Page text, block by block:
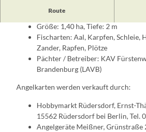
Route
Fakten zum Gewässer:
Größe: 1,40 ha, Tiefe: 2 m
Fischarten: Aal, Karpfen, Schleie,
Zander, Rapfen, Plötze
Pächter / Betreiber: KAV
Brandenburg (LAVB)
Angelkarten werden verkauft durch:
Hobbymarkt Rüdersdorf, Ernst-
15562 Rüdersdorf bei Berlin, Tel.
Angelgeräte Meißner, Grünstraße